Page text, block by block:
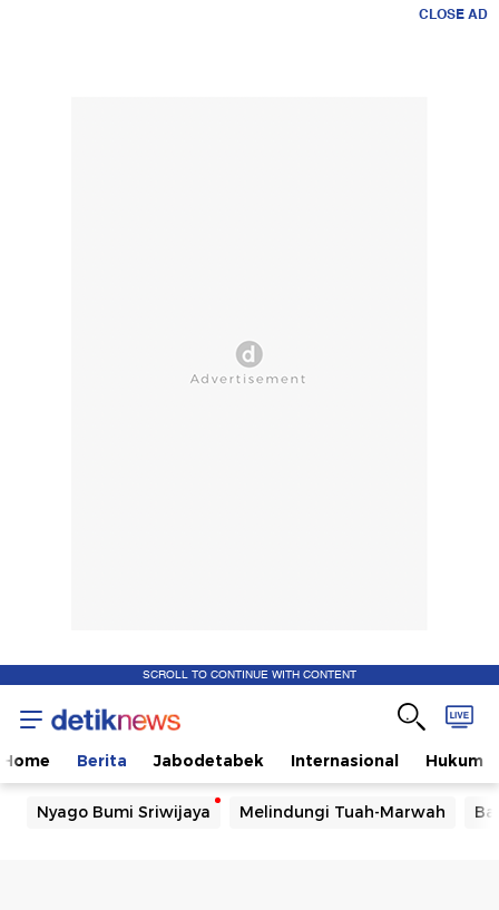
CLOSE AD
SCROLL TO CONTINUE WITH CONTENT
Home Berita Jabodetabek Internasional Hukum
Nyago Bumi Sriwijaya Melindungi Tuah-Marwah